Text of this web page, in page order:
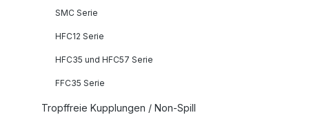
SMC Serie
HFC12 Serie
HFC35 und HFC57 Serie
FFC35 Serie
Tropffreie Kupplungen / Non-Spill